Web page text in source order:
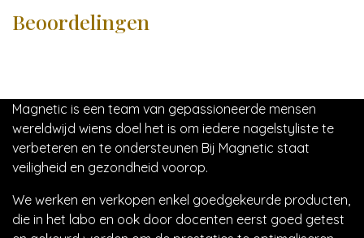
Beoordelingen
Magnetic is een team van gepassioneerde mensen
wereldwijd wiens doel het is om iedere nagelstyliste te
verbeteren en te ondersteunen Bij Magnetic staat
veiligheid en gezondheid voorop.
We werken en verkopen enkel goedgekeurde producten,
die in het labo en ook door docenten eerst goed getest